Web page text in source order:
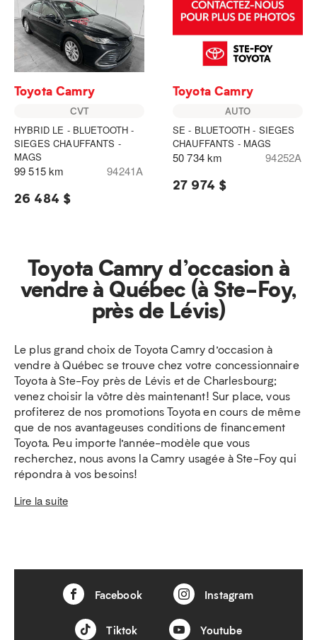
Toyota Camry
CVT
HYBRID LE - BLUETOOTH -
SIEGES CHAUFFANTS -
MAGS
99 515 km 94241A
26 484 $
Toyota Camry
AUTO
SE - BLUETOOTH - SIEGES
CHAUFFANTS - MAGS
50 734 km 94252A
27 974 $
Toyota Camry d’occasion à
vendre à Québec (à Ste-Foy,
près de Lévis)
Le plus grand choix de Toyota Camry d’occasion à
vendre à Québec se trouve chez votre concessionnaire
Toyota à Ste-Foy près de Lévis et de Charlesbourg;
venez choisir la vôtre dès maintenant! Sur place, vous
profiterez de nos promotions Toyota en cours de même
que de nos avantageuses conditions de financement
Toyota. Peu importe l’année-modèle que vous
recherchez, nous avons la Camry usagée à Ste-Foy qui
répondra à vos besoins!
Lire la suite
Facebook Instagram
Tiktok Youtube